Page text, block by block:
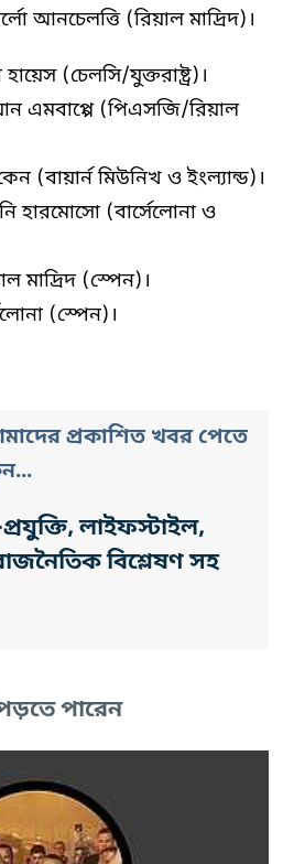
আনচেলত্তি (রিয়াল মাদ্রিদ)।
(চেলসি/যুক্তরাষ্ট্র)।
এমবাপ্পে (পিএসজি/রিয়াল
(বায়ার্ন মিউনিখ ও ইংল্যান্ড)।
হারমোসো (বার্সেলোনা ও
মাদ্রিদ (স্পেন)।
(স্পেন)।
প্রকাশিত খবর পেতে
লাইফস্টাইল,
বিশ্লেষণ সহ
পারেন